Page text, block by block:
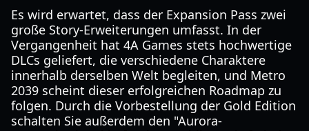
Es wird erwartet, dass der Expansion Pass zwei
große Story-Erweiterungen umfasst. In der
Vergangenheit hat 4A Games stets hochwertige
DLCs geliefert, die verschiedene Charaktere
innerhalb derselben Welt begleiten, und Metro
2039 scheint dieser erfolgreichen Roadmap zu
folgen. Durch die Vorbestellung der Gold Edition
schalten Sie außerdem den "Aurora-